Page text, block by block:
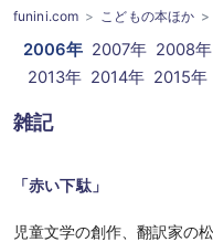
funini.com こどもの本ほか
2006年 2007年 2008年
2013年 2014年 2015年
雑記
「赤い下駄」
児童文学の創作、翻訳家の